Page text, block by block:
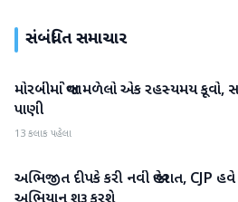
સંબંધિત સમાચાર
રાષ્ટ્રીય
મોરબીમાં જોવા મળેલો એક રહસ્યમય કૂવો,
પાણી
13 કલાક પહેલા
રાષ્ટ્રીય
અભિજીત દીપકે કરી નવી જાહેરાત, CJP